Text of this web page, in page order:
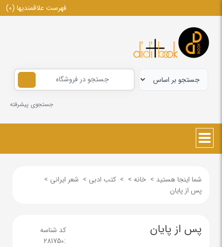
فهرست علاقمندیها (0)
جستجوی پیشرفته
شما اینجا هستید > خانه >
> کتب ادبی > شعر ایرانی >
پس از پایان
پس از پایان
کد شناسه
:
281750